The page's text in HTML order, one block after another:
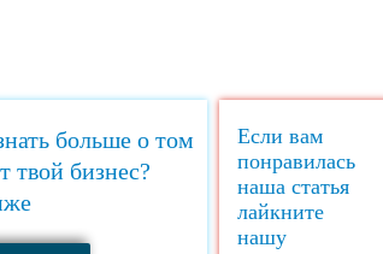
больше о том
твой бизнес?
Если вам
понравилась
наша статья
лайкните
нашу